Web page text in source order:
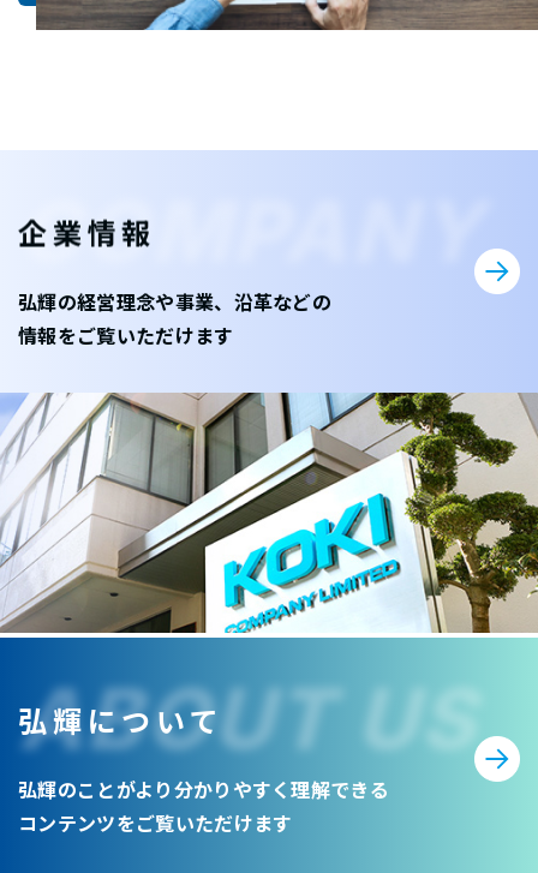
COMPANY
企業情報
弘輝の経営理念や事業、沿革などの
情報をご覧いただけます
ABOUT US
弘輝について
弘輝のことがより分かりやすく理解できる
コンテンツをご覧いただけます